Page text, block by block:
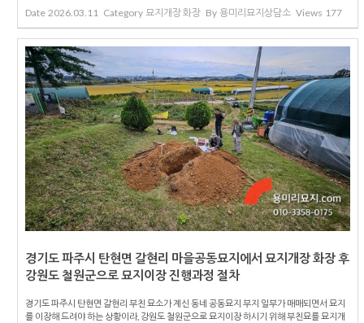
Date 2026.03.11 Category 묘지개장 화장 By 용미리묘지상담소 Views 177
경기도 파주시 탄현면 갈현리 마을공동묘지에서 묘지개장 화장 후
강원도 철원군으로 묘지이장 진행과정 절차
경기도 파주시 탄현면 갈현리 부친 묘소가 계신 동네 공동묘지 부지 일부가 매매되면서 묘지
를 이장해 드려야 하는 상황이라, 강원도 철원군으로 묘지이장 하시기 위해 부친묘를 묘지개